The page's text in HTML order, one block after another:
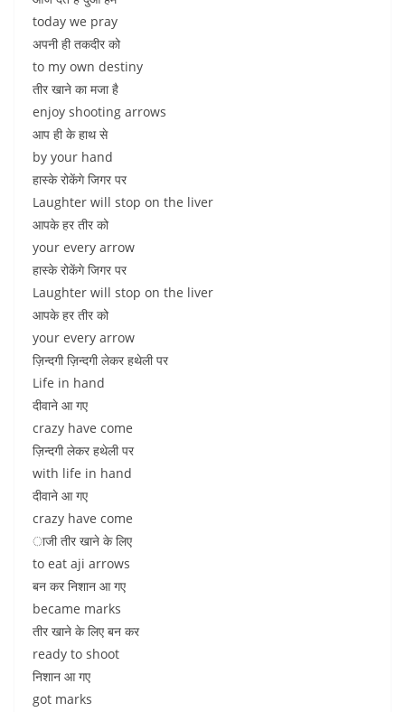
today we pray
अपनी ही तकदीर को
to my own destiny
तीर खाने का मजा है
enjoy shooting arrows
आप ही के हाथ से
by your hand
हास्के रोकेंगे जिगर पर
Laughter will stop on the liver
आपके हर तीर को
your every arrow
हास्के रोकेंगे जिगर पर
Laughter will stop on the liver
आपके हर तीर को
your every arrow
ज़िन्दगी ज़िन्दगी लेकर हथेली पर
Life in hand
दीवाने आ गए
crazy have come
ज़िन्दगी लेकर हथेली पर
with life in hand
दीवाने आ गए
crazy have come
ाजी तीर खाने के लिए
to eat aji arrows
बन कर निशान आ गए
became marks
तीर खाने के लिए बन कर
ready to shoot
निशान आ गए
got marks